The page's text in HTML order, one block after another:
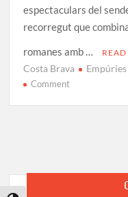
espectaculars del
recorregut que
romanes amb …
Costa Brava Empúries
Commenton
pel